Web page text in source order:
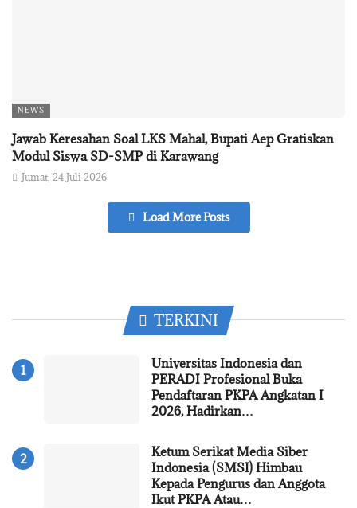
NEWS
Jawab Keresahan Soal LKS Mahal, Bupati Aep Gratiskan
Modul Siswa SD-SMP di Karawang
Jumat, 24 Juli 2026
Load More Posts
TERKINI
Universitas Indonesia dan
PERADI Profesional Buka
Pendaftaran PKPA Angkatan I
2026, Hadirkan…
Ketum Serikat Media Siber
Indonesia (SMSI) Himbau
Kepada Pengurus dan Anggota
Ikut PKPA Atau…